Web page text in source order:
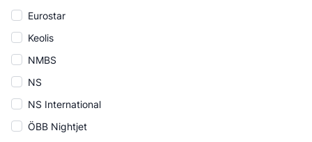
Eurostar
Keolis
NMBS
NS
NS International
ÖBB Nightjet